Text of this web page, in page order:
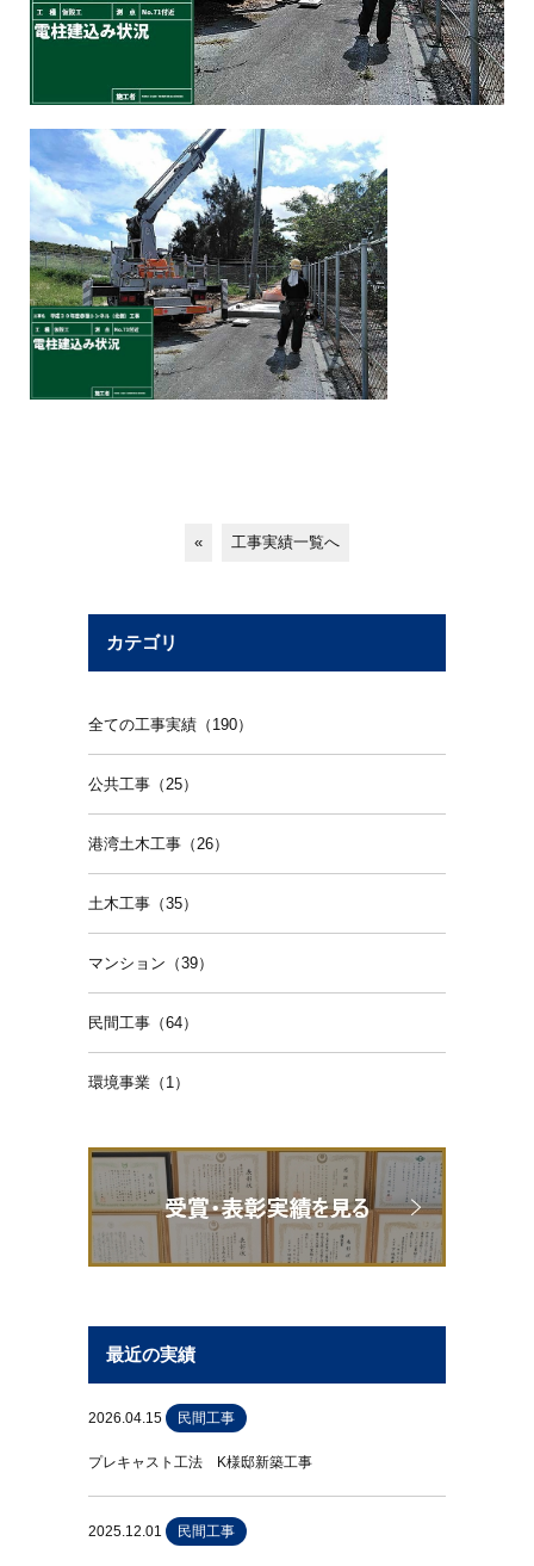
« 工事実績一覧へ
カテゴリ
全ての工事実績（190）
公共工事（25）
港湾土木工事（26）
土木工事（35）
マンション（39）
民間工事（64）
環境事業（1）
最近の実績
2026.04.15 民間工事
プレキャスト工法 K様邸新築工事
2025.12.01 民間工事